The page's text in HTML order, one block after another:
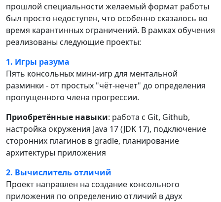
прошлой специальности желаемый формат работы
был просто недоступен, что особенно сказалось во
время карантинных ограничений. В рамках обучения
реализованы следующие проекты:
1. Игры разума
Пять консольных мини-игр для ментальной
разминки - от простых "чёт-нечет" до определения
пропущенного члена прогрессии.
Приобретённые навыки: работа с Git, Github,
настройка окружения Java 17 (JDK 17), подключение
сторонних плагинов в gradle, планирование
архитектуры приложения
2. Вычислитель отличий
Проект направлен на создание консольного
приложения по определению отличий в двух